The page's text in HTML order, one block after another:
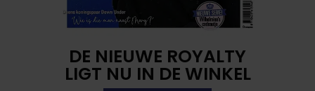
DE NIEUWE ROYALTY
LIGT NU IN DE WINKEL